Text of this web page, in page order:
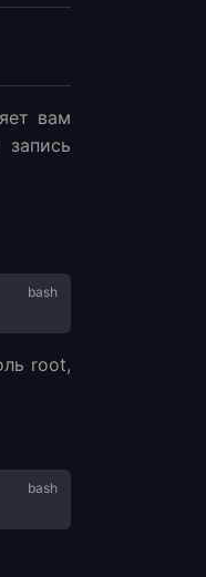
вам
root,